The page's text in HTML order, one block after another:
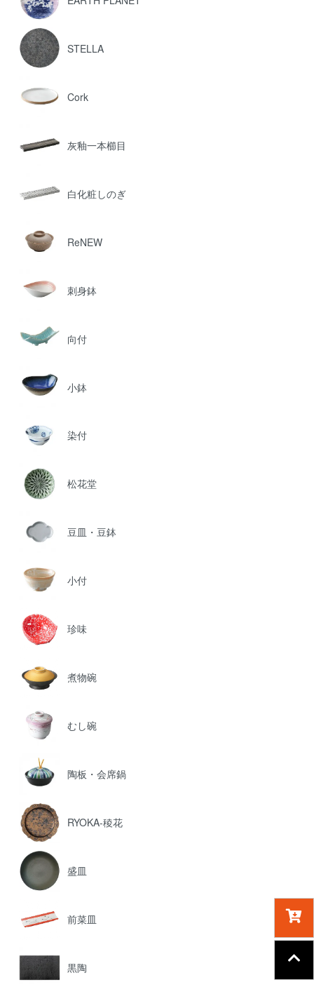
STELLA
Cork
灰釉一本櫛目
白化粧しのぎ
ReNEW
刺身鉢
向付
小鉢
染付
松花堂
豆皿・豆鉢
小付
珍味
煮物碗
むし碗
陶板・会席鍋
RYOKA-稜花
盛皿
前菜皿
黒陶